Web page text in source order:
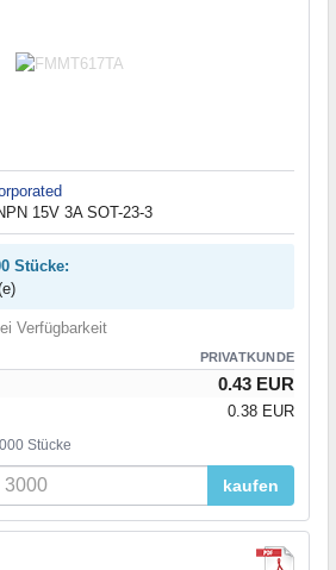
15V 3A SOT-23-3
Stücke:
Verfügbarkeit
PRIVATKUNDE
0.43 EUR
0.38 EUR
Stücke
kaufen